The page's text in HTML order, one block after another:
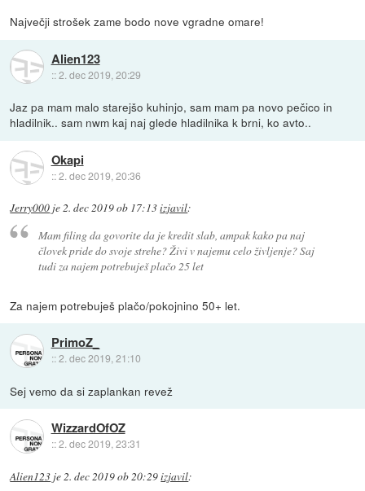
Največji strošek zame bodo nove vgradne omare!
Alien123
::2. dec 2019, 20:29
Jaz pa mam malo starejšo kuhinjo, sam mam pa novo pečico in
hladilnik.. sam nwm kaj naj glede hladilnika k brni, ko avto..
Okapi
::2. dec 2019, 20:36
Jerry000 je2. dec 2019 ob 17:13izjavil:
Mam filing da govorite da je kredit slab, ampak kako pa naj
človek pride do svoje strehe? Živi v najemu celo življenje? Saj
tudi za najem potrebuješ plačo 25 let
Za najem potrebuješ plačo/pokojnino 50+ let.
PrimoZ_
::2. dec 2019, 21:10
Sej vemo da si zaplankan revež
WizzardOfOZ
::2. dec 2019, 23:31
Alien123 je2. dec 2019 ob 20:29izjavil: